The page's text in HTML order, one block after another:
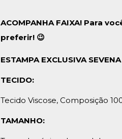
ACOMPANHA FAIXA! Para
preferir! 😉
ESTAMPA EXCLUSIVA SEVENA
TECIDO:
Tecido Viscose, Composição
TAMANHO: